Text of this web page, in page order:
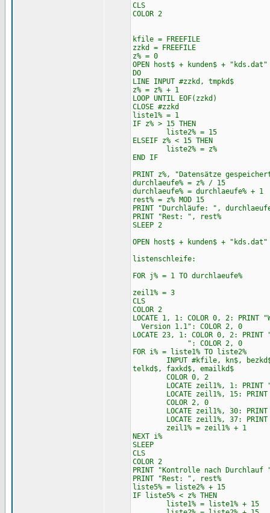
CLS
COLOR 2
kfile = FREEFILE
zzkd = FREEFILE
z% = 0
OPEN host$ + kunden$ + "kds.dat"
DO
LINE INPUT #zzkd, tmpkd$
z% = z% + 1
LOOP UNTIL EOF(zzkd)
CLOSE #zzkd
liste1% = 1
IF z% > 15 THEN
liste2% = 15
ELSEIF z% < 15 THEN
liste2% = z%
END IF
PRINT z%, "Datensätze
durchlaeufe% = z% / 15
durchlaeufe% = durchlaeufe% + 1
rest% = z% MOD 15
PRINT "Durchläufe: ",
PRINT "Rest: ", rest%
SLEEP 2
OPEN host$ + kunden$ +
listenschleife:
FOR j% = 1 TO durchlaeufe%
zeil1% = 3
CLS
COLOR 2
LOCATE 1, 1:
Version 1.1": COLOR 2, 0
LOCATE
": COLOR 2, 0
FOR i% = liste1% TO liste2%
INPUT #kfile, kn$, bezkd$,
telkd$, faxkd$, emailkd$
COLOR 0, 2
LOCATE zeil1%, 1: PRINT
LOCATE zeil1%, 15: PRINT
COLOR 2, 0
LOCATE zeil1%, 30: PRINT
LOCATE zeil1%, 37: PRINT
zeil1% = zeil1% + 1
NEXT i%
SLEEP
CLS
COLOR 2
PRINT "Kontrolle nach Durchlauf
PRINT "Rest: ", rest%
liste5% = liste2% + 15
IF liste5% < z% THEN
liste1% = liste1% + 15